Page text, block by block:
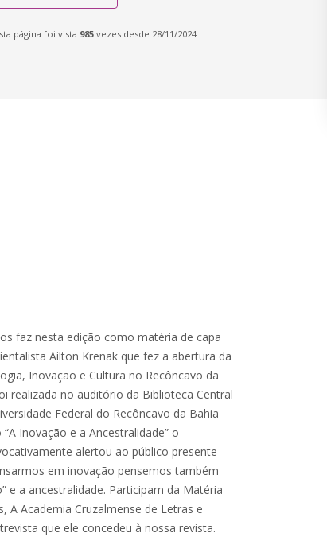
página foi vista 985 vezes desde 28/11/2024
faz nesta edição como matéria de capa
Ailton Krenak que fez a abertura da
Inovação e Cultura no Recôncavo da
realizada no auditório da Biblioteca Central
Federal do Recôncavo da Bahia
Inovação e a Ancestralidade” o
alertou ao público presente
em inovação pensemos também
a ancestralidade. Participam da Matéria
A Academia Cruzalmense de Letras e
que ele concedeu à nossa revista.